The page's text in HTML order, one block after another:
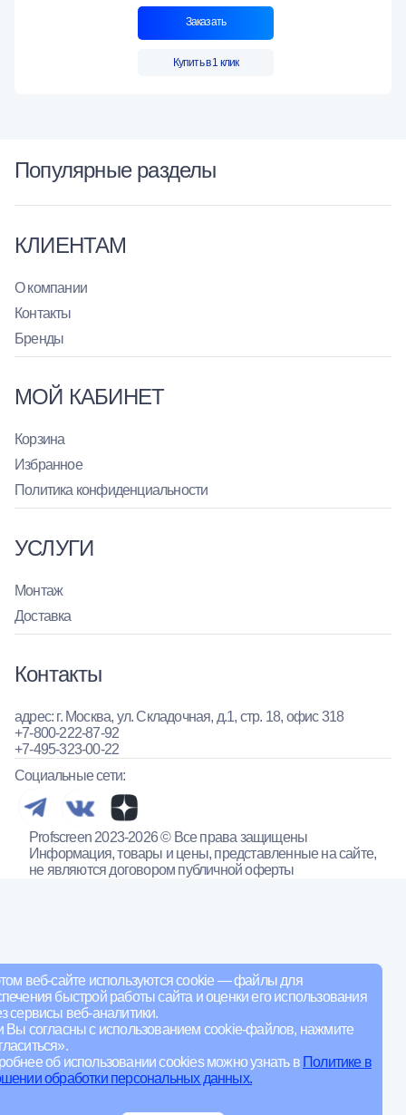
веб-сайте используются cookie — файлы для
быстрой работы сайта и оценки его использования
сервисы веб-аналитики.
Вы согласны с использованием cookie-файлов, нажмите
об использовании cookies можно узнать в Политике в
обработки персональных данных.
Заказать
Купить в 1 клик
Популярные разделы
КЛИЕНТАМ
О компании
Контакты
Бренды
МОЙ КАБИНЕТ
Корзина
Избранное
Политика конфиденциальности
УСЛУГИ
Монтаж
Доставка
Контакты
адрес: г. Москва, ул. Складочная, д.1, стр. 18, офис 318
+7-800-222-87-92
+7-495-323-00-22
Социальные сети:
Profscreen 2023-2026 © Все права защищены
Информация, товары и цены, представленные на сайте,
не являются договором публичной оферты